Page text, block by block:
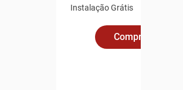
Instalação Grátis
Compre Online